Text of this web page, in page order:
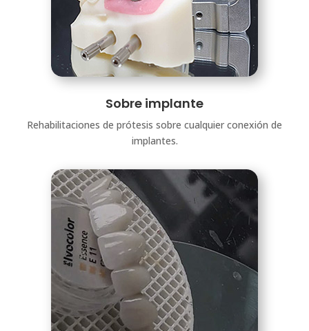
Sobre implante
Rehabilitaciones de prótesis sobre cualquier conexión de
implantes.